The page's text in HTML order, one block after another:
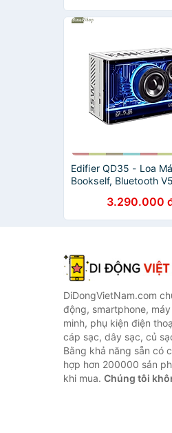
Edifier QD35 - Loa
Bookself, Bluetooth
Wireless, Hiệu Ứng
Công Suất 40W -
hãng
3.290.000
DiDongVietNam.com
động, smartphone,
minh, phụ kiện điện
cáp sạc, dây sạc, củ
Bằng khả năng sẵn có
hợp hơn 200000 sản
khi mua. Chúng tôi